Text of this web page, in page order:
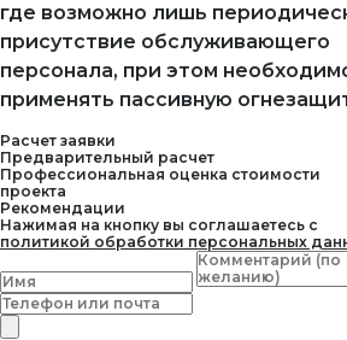
где возможно лишь
присутствие обслуживающего
персонала, при этом
применять пассивную
Расчет заявки
Предварительный расчет
Профессиональная оценка стоимости
проекта
Рекомендации
Нажимая на кнопку вы соглашаетесь с
политикой обработки персональных